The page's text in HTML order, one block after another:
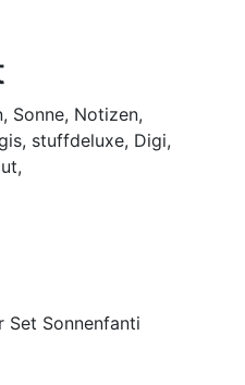
Sonne, Notizen,
stuffdeluxe, Digi,
Set Sonnenfanti